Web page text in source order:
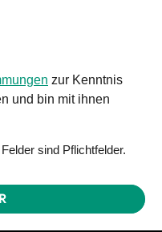
zur Kenntnis
und bin mit ihnen
sind Pflichtfelder.